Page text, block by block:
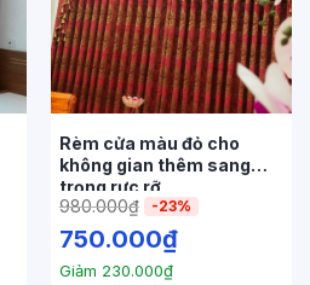
Rèm cửa màu đỏ cho
không gian thêm sang
trọng rực rỡ
980.000₫ -23%
750.000₫
Giảm 230.000₫